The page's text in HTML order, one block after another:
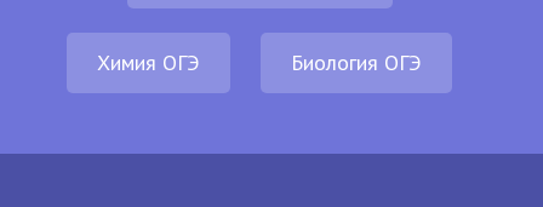
Химия ОГЭ Биология ОГЭ